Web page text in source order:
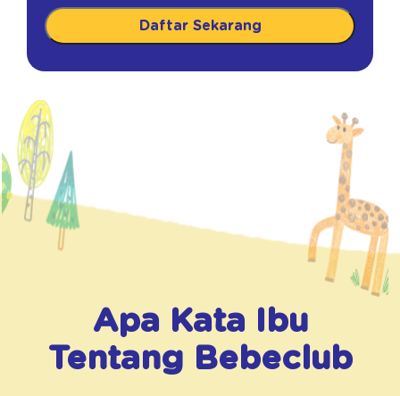
Daftar Sekarang
Apa Kata Ibu
Tentang Bebeclub